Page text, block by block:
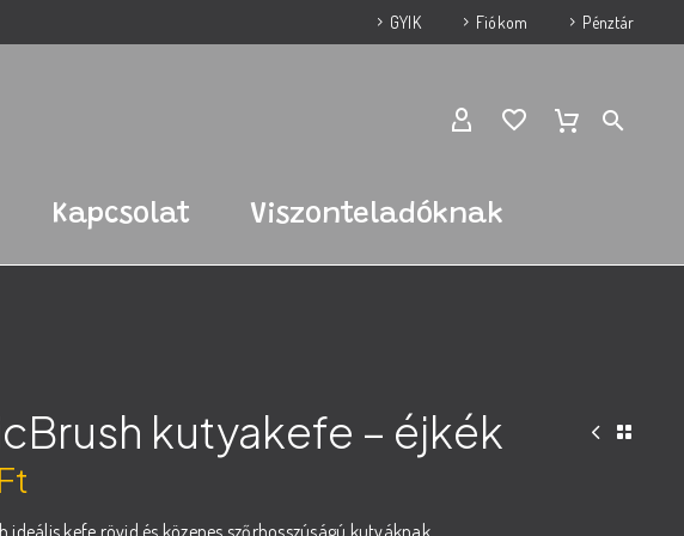
GYIK Fiókom Pénztár
Kapcsolat Viszonteladóknak
kutyakefe – éjkék
Ft
ideális kefe rövid és közepes szőrhosszúságú kutyáknak.